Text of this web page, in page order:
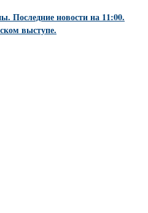
Последние новости на 11:00.
выступе.